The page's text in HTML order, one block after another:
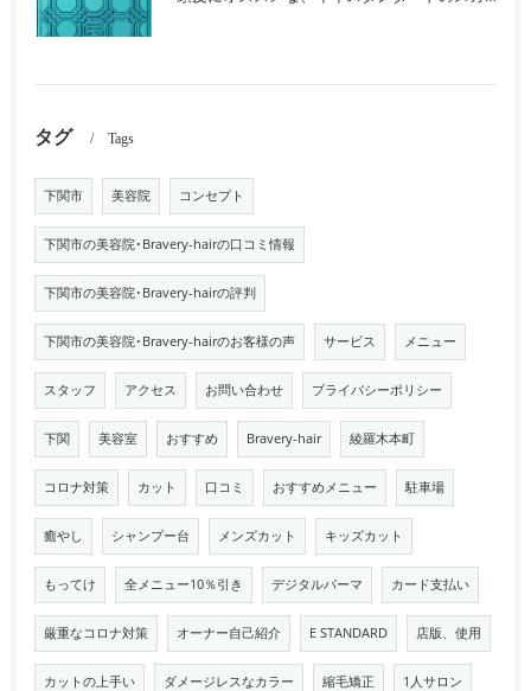
タグ Tags
下関市 美容院 コンセプト
下関市の美容院･Bravery-hairの口コミ情報
下関市の美容院･Bravery-hairの評判
下関市の美容院･Bravery-hairのお客様の声 サービス メニュー
スタッフ アクセス お問い合わせ プライバシーポリシー
下関 美容室 おすすめ Bravery-hair 綾羅木本町
コロナ対策 カット 口コミ おすすめメニュー 駐車場
癒やし シャンプー台 メンズカット キッズカット
もってけ 全メニュー10％引き デジタルパーマ カード支払い
厳重なコロナ対策 オーナー自己紹介 E STANDARD 店版、使用
カットの上手い ダメージレスなカラー 縮毛矯正 1人サロン